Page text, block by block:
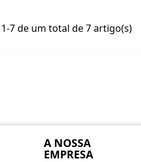
7 de um total de 7 artigo(s)
A NOSSA
EMPRESA